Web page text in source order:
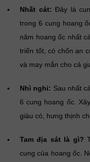
Nhất cát:Đây là
trong 6 cung hoang
năm hoang ốc nhất
triển tốt, có chốn an
và may mắn cho cả
Nhì nghi: Sau nhất
6 cung hoang ốc.
giàu có, hưng thịnh
Tam địa sát là gì?
cung của hoang ốc.